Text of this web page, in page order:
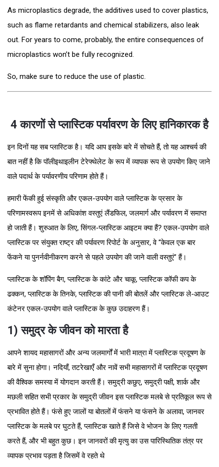
As microplastics degrade, the additives used to cover plastics,
such as flame retardants and chemical stabilizers, also leak
out. For years to come, probably, the entire consequences of
microplastics won’t be fully recognized.
So, make sure to reduce the use of plastic.
4 कारणों से प्लास्टिक पर्यावरण के लिए हानिकारक है
इन दिनों यह सब प्लास्टिक है। यदि आप इसके बारे में सोचते हैं, तो यह आश्चर्य की
बात नहीं है कि पॉलीइथाइलीन टेरेफ्थेलेट के रूप में व्यापक रूप से उपयोग किए जाने
वाले पदार्थ के पर्यावरणीय परिणाम होते हैं।
हमारी फेंकी हुई संस्कृति और एकल-उपयोग वाले प्लास्टिक के प्रसार के
परिणामस्वरूप इनमें से अधिकांश वस्तुएं लैंडफिल, जलमार्ग और पर्यावरण में समाप्त
हो जाती हैं। शुरुआत के लिए, सिंगल-प्लास्टिक आइटम क्या हैं? एकल-उपयोग वाले
प्लास्टिक पर संयुक्त राष्ट्र की पर्यावरण रिपोर्ट के अनुसार, वे “केवल एक बार
फेंकने या पुनर्नवीनीकरण करने से पहले उपयोग की जाने वाली वस्तुएं” हैं।
प्लास्टिक के शॉपिंग बैग, प्लास्टिक के कांटे और चाकू, प्लास्टिक कॉफी कप के
ढक्कन, प्लास्टिक के तिनके, प्लास्टिक की पानी की बोतलें और प्लास्टिक ले-आउट
कंटेनर एकल-उपयोग वाले प्लास्टिक के कुछ उदाहरण हैं।
1) समुद्र के जीवन को मारता है
आपने शायद महासागरों और अन्य जलमार्गों में भारी मात्रा में प्लास्टिक प्रदूषण के
बारे में सुना होगा। नदियाँ, तटरेखाएँ और नावें सभी महासागरों में प्लास्टिक प्रदूषण
की वैश्विक समस्या में योगदान करती हैं। समुद्री कछुए, समुद्री पक्षी, शार्क और
मछली सहित सभी प्रकार के समुद्री जीवन इस प्लास्टिक मलबे से प्रतिकूल रूप से
प्रभावित होते हैं। फंसे हुए जालों या बोतलों में फंसने या फंसने के अलावा, जानवर
प्लास्टिक के मलबे पर घुटते हैं, प्लास्टिक खाते हैं जिसे वे भोजन के लिए गलती
करते हैं, और भी बहुत कुछ। इन जानवरों की मृत्यु का उस पारिस्थितिक तंत्र पर
व्यापक प्रभाव पड़ता है जिसमें वे रहते थे